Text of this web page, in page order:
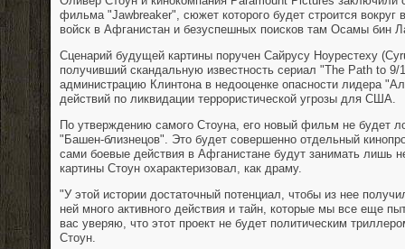
фильма "Jawbreaker", сюжет которого будет строится вокруг
войск в Афганистан и безуспешных поисков там Осамы бин
Сценарий будущей картины поручен Сайрусу Ноурестеху
получивший скандальную известность сериал "The Path to
администрацию Клинтона в недооценке опасности лидера
действий по ликвидации террористической угрозы для США.
По утверждению самого Стоуна, его новый фильм не будет
"Башен-близнецов". Это будет совершенно отдельный
сами боевые действия в Афганистане будут занимать лишь
картины Стоун охарактеризовал, как драму.
"У этой истории достаточный потенциал, чтобы из нее
ней много активного действия и тайн, которые мы все еще
вас уверяю, что этот проект не будет политическим
Стоун.